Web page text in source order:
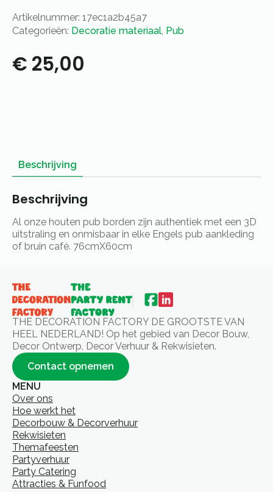
Artikelnummer: 17ec1a2b45a7
Categorieën: Decoratie materiaal, Pub
€ 25,00
Beschrijving
Beschrijving
Al onze houten pub borden zijn authentiek met een 3D
uitstraling en onmisbaar in elke Engels pub aankleding
of bruin café. 76cmX60cm
THE DECORATION FACTORY DE GROOTSTE VAN
HEEL NEDERLAND! Op het gebied van Decor Bouw,
Decor Ontwerp, Decor Verhuur & Rekwisieten.
Contact opnemen
MENU
Over ons
Hoe werkt het
Decorbouw & Decorverhuur
Rekwisieten
Themafeesten
Partyverhuur
Party Catering
Attracties & Funfood